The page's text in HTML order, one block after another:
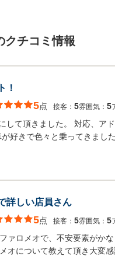
クチコミ情報
！
5点 接客： 5雰囲気： 5
して頂きました。 対応、ア
好きで色々と乗ってきまし
詳しい店員さん
5点 接客： 5雰囲気： 5
ァロメオで、不安要素がか
オについて教えて頂き大変